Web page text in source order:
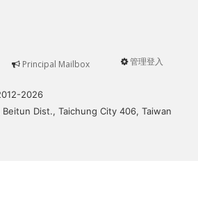
User
管理登入
Principal Mailbox
2026
Dist., Taichung City 406, Taiwan